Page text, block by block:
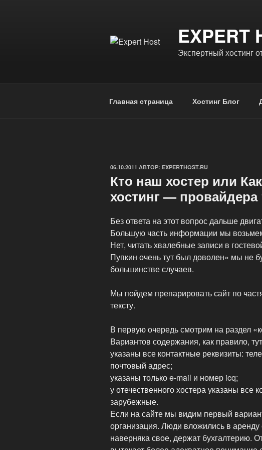
EXPERT
Экспертный хостинг
Главная страница Хостинг Блог
ОПУБЛИКОВАНО
06.10.2011 АВТОР: EXPERTHOST.RU
Кто наш хостер или
хостинг — провайдера
Без ответа на этот вопрос дальше
Большую часть информации мы
Нет, читать хвалебные записи в
Пупкин очень тут был доволен» мы не
большинстве случаев.
Мы пойдем препарировать сайт по
тексту.
В первую очередь смотрим на раздел
Вариантов содержания, как правило,
указаны все контактные реквизиты:
почтовый адрес;
указаны только e-mail и номер icq;
у отечественного хостера указаны все
зарубежные.
Если на сайте мы видим первый
организация. Люди вложились в
наверняка свое, держат бухгалтерию.